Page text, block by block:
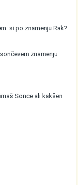
si po znamenju Rak?
znamenju
Sonce ali kakšen